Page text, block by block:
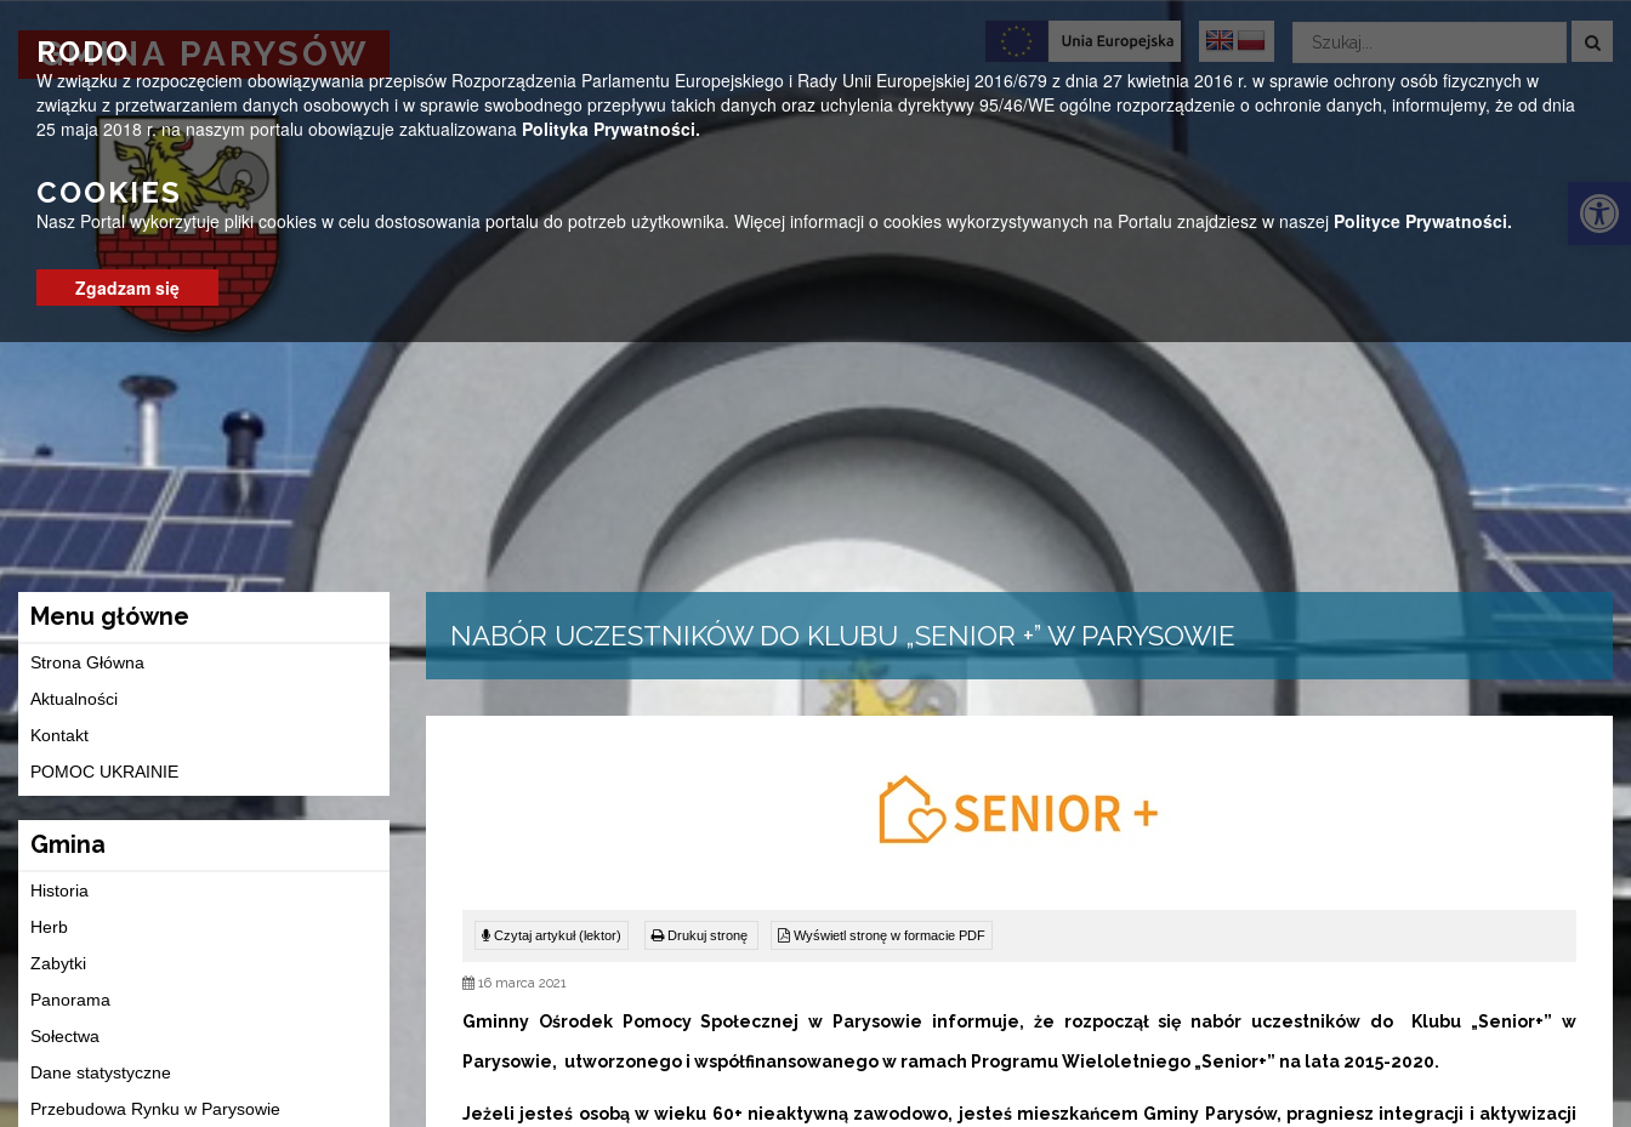
RODO
W związku z rozpoczęciem obowiązywania przepisów Rozporządzenia Parlamentu Europejskiego i Rady Unii Europejskiej 2016/679 z dnia 27 kwietnia 2016 r. w sprawie ochrony osób fizycznych w
związku z przetwarzaniem danych osobowych i w sprawie swobodnego przepływu takich danych oraz uchylenia dyrektywy 95/46/WE ogólne rozporządzenie o ochronie danych, informujemy, że od dnia
25 maja 2018 r. na naszym portalu obowiązuje zaktualizowana Polityka Prywatności.
COOKIES
Nasz Portal wykorzytuje pliki cookies w celu dostosowania portalu do potrzeb użytkownika. Więcej informacji o cookies wykorzystywanych na Portalu znajdziesz w naszej Polityce Prywatności.
Zgadzam się
GMINA PARYSÓW
Oficjalny serwis Gminy Parysów
ul. Kościuszki 28, 08-441 Parysów, mazowieckie
GMINA PARYSÓW
Wyszukaj
serwisie
Menu główne
Strona Główna
Aktualności
Kontakt
POMOC UKRAINIE
Gmina
Historia
Herb
Zabytki
Panorama
Sołectwa
Dane statystyczne
Przebudowa Rynku w Parysowie
NABÓR UCZESTNIKÓW DO KLUBU „SENIOR +” W PARYSOWIE
Czytaj artykuł (lektor) Drukuj stronę Wyświetl stronę w formacie PDF
16 marca 2021
Gminny Ośrodek Pomocy Społecznej w Parysowie informuje, że rozpoczął się nabór uczestników do Klubu „Senior+” w
Parysowie, utworzonego i współfinansowanego w ramach Programu Wieloletniego „Senior+” na lata 2015-2020.
Jeżeli jesteś osobą w wieku 60+ nieaktywną zawodowo, jesteś mieszkańcem Gminy Parysów, pragniesz integracji i aktywizacji